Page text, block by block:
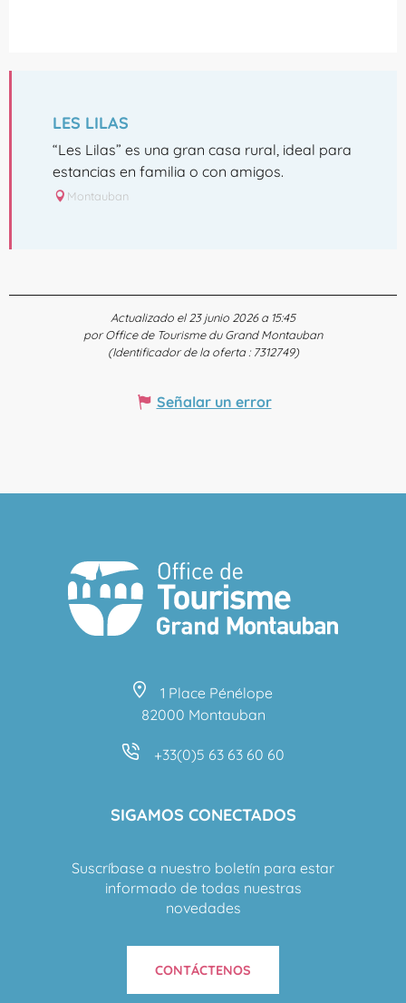
LES LILAS
“Les Lilas” es una gran casa rural, ideal para
estancias en familia o con amigos.
Montauban
Actualizado el 23 junio 2026 a 15:45
por Office de Tourisme du Grand Montauban
(Identificador de la oferta : 7312749)
Señalar un error
1 Place Pénélope
82000 Montauban
+33(0)5 63 63 60 60
SIGAMOS CONECTADOS
Suscríbase a nuestro boletín para estar
informado de todas nuestras
novedades
CONTÁCTENOS